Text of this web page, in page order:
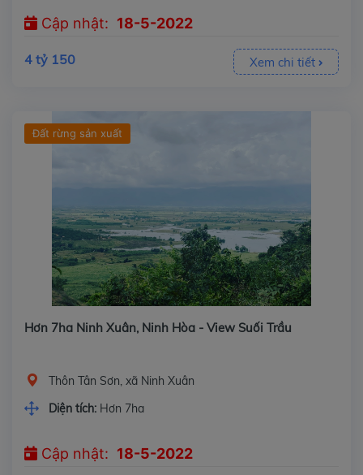
Cập nhật: 18-5-2022
4 tỷ 150 Xem chi tiết
Đất rừng sản xuất
Hơn 7ha Ninh Xuân, Ninh Hòa - View Suối Trầu
Thôn Tân Sơn, xã Ninh Xuân
Diện tích: Hơn 7ha
Cập nhật: 18-5-2022